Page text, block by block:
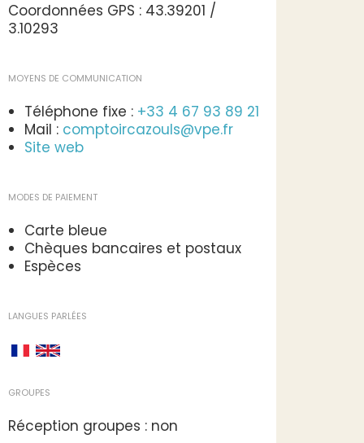
Coordonnées GPS : 43.39201 /
3.10293
MOYENS DE COMMUNICATION
Téléphone fixe : +33 4 67 93 89 21
Mail : comptoircazouls@vpe.fr
Site web
MODES DE PAIEMENT
Carte bleue
Chèques bancaires et postaux
Espèces
LANGUES PARLÉES
GROUPES
Réception groupes : non